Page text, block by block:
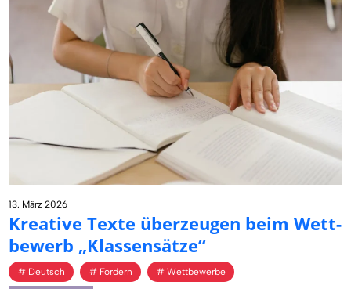
13. März 2026
Krea­ti­ve Texte über­zeu­gen beim Wett­
be­werb „Klas­sen­sät­ze“
Deutsch Fordern Wettbewerbe